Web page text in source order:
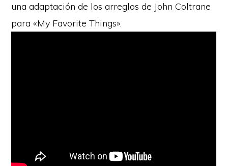
una adaptación de los arreglos de John Coltrane
para «My Favorite Things».